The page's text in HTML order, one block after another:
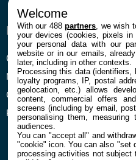
ENTREPRISE
Qui sommes nous
Mentions légales et CGU
Confidentialité et Cookies
Préférences cookies
Welcome
With our 488partners , we wish
your devices (cookies, pixels
your personal data with our
website or in our emails,
later, including in other contexts.
Processing this data (identifiers,
loyalty programs, IP, postal
geolocation, etc.) allows
content, commercial offers
screens (including by email,
personalising them, measuring
audiences.
You can "accept all" and
"cookie" icon. You can also "set
processing activities not